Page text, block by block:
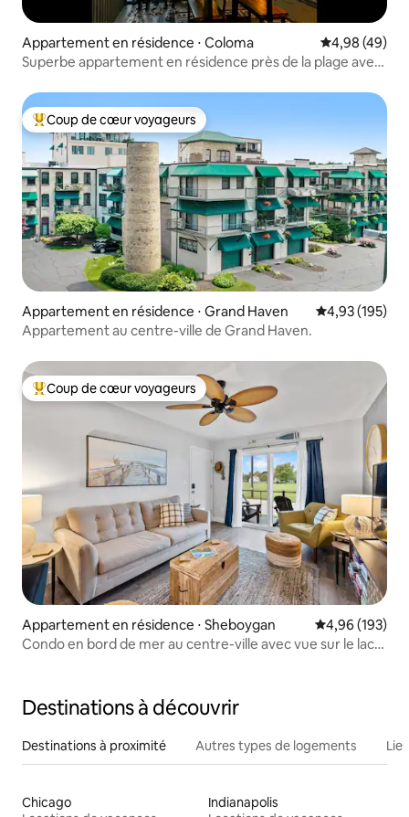
Appartement en résidence ⋅ Coloma Évaluation
4,98 (49)
Superbe appartement en résidence près de la plage avec
Coups de cœur voyageurs les plus appréciés
Coup de cœur voyageurs
Appartement en résidence ⋅ Grand Haven Évaluation
4,93 (195)
Appartement au centre-ville de Grand Haven.
Coups de cœur voyageurs les plus appréciés
Coup de cœur voyageurs
Appartement en résidence ⋅ Sheboygan Évaluation
4,96 (193)
Condo en bord de mer au centre-ville avec vue sur le lac
Destinations à découvrir
Destinations à proximité Autres types de logements
Chicago
Indianapolis